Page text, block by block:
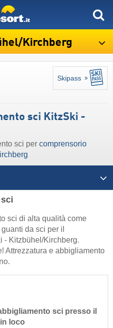
​Kirchberg
Skipass
sci KitzSki -
sci per comprensorio
sci di alta qualità come
da sci per il
- Kitzbühel/​Kirchberg.
Attrezzatura e abbigliamento
sci presso il
loco